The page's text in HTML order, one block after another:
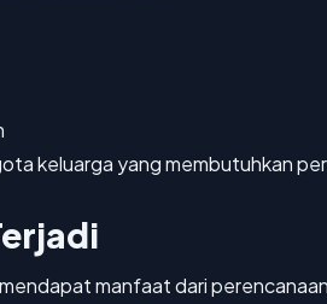
keluarga yang membutuhkan
manfaat dari